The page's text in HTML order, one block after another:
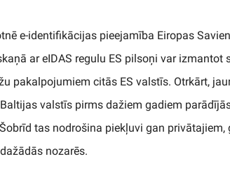
e-identifikācijas pieejamība Eiropas
ar eIDAS regulu ES pilsoņi var
pakalpojumiem citās ES valstīs. Otrkārt,
valstīs pirms dažiem gadiem
tas nodrošina piekļuvi gan privātajiem,
nozarēs.